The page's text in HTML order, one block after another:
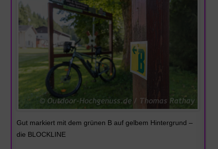
Gut markiert mit dem grünen B auf gelbem Hintergrund –
die BLOCKLINE